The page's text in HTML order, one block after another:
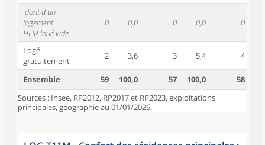
dont d'un
logement
HLM loué vide
0 0,0 0 0,0 0
Logé
gratuitement
2 3,6 3 5,4 4
Ensemble 59 100,0 57 100,0 58
Sources : Insee, RP2012, RP2017 et RP2023, exploitations
principales, géographie au 01/01/2026.